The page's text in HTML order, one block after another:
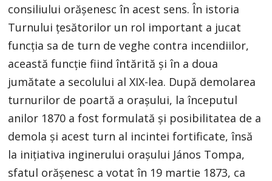
consiliului orăşenesc în acest sens. În istoria
Turnului ţesătorilor un rol important a jucat
funcţia sa de turn de veghe contra incendiilor,
această funcţie fiind întărită şi în a doua
jumătate a secolului al XIX-lea. După demolarea
turnurilor de poartă a oraşului, la începutul
anilor 1870 a fost formulată şi posibilitatea de a
demola şi acest turn al incintei fortificate, însă
la iniţiativa inginerului oraşului János Tompa,
sfatul orăşenesc a votat în 19 martie 1873, ca